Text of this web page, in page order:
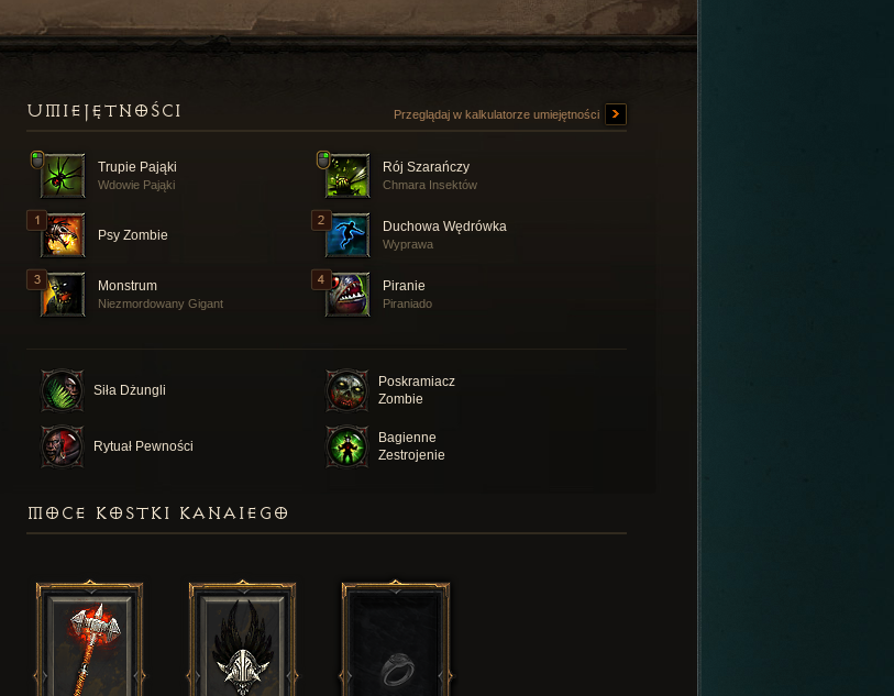
UMIEJĘTNOŚCI Przeglądaj w kalkulatorze umiejętności
Trupie Pająki
Wdowie Pająki
Rój Szarańczy
Chmara Insektów
Psy Zombie
Duchowa Wędrówka
Wyprawa
Monstrum
Niezmordowany Gigant
Piranie
Piraniado
Siła Dżungli
Poskramiacz
Zombie
Rytuał Pewności
Bagienne
Zestrojenie
MOCE KOSTKI KANAIEGO